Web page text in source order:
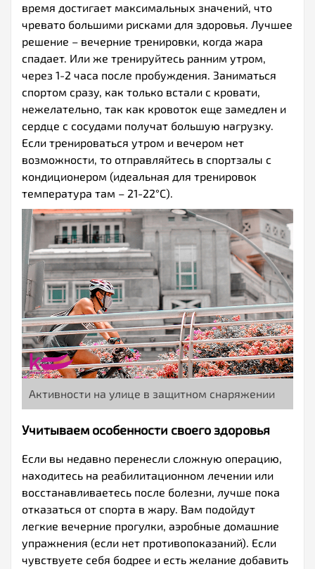
время достигает максимальных значений, что
чревато большими рисками для здоровья. Лучшее
решение – вечерние тренировки, когда жара
спадает. Или же тренируйтесь ранним утром,
через 1-2 часа после пробуждения. Заниматься
спортом сразу, как только встали с кровати,
нежелательно, так как кровоток еще замедлен и
сердце с сосудами получат большую нагрузку.
Если тренироваться утром и вечером нет
возможности, то отправляйтесь в спортзалы с
кондиционером (идеальная для тренировок
температура там – 21-22°С).
Активности на улице в защитном снаряжении
Учитываем особенности своего здоровья
Если вы недавно перенесли сложную операцию,
находитесь на реабилитационном лечении или
восстанавливаетесь после болезни, лучше пока
отказаться от спорта в жару. Вам подойдут
легкие вечерние прогулки, аэробные домашние
упражнения (если нет противопоказаний). Если
чувствуете себя бодрее и есть желание добавить